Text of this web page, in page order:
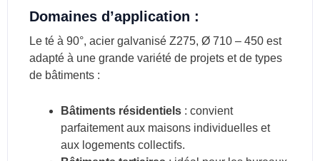
Domaines d’application :
Le té à 90°, acier galvanisé Z275, Ø 710 – 450 est
adapté à une grande variété de projets et de types
de bâtiments :
Bâtiments résidentiels: convient
parfaitement aux maisons individuelles et
aux logements collectifs.